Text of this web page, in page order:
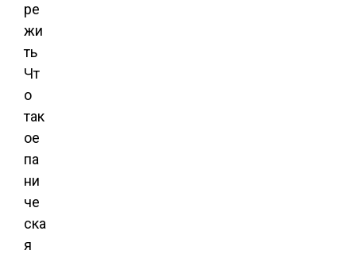
ре
жи
ть
Чт
о
так
ое
па
ни
че
ска
я